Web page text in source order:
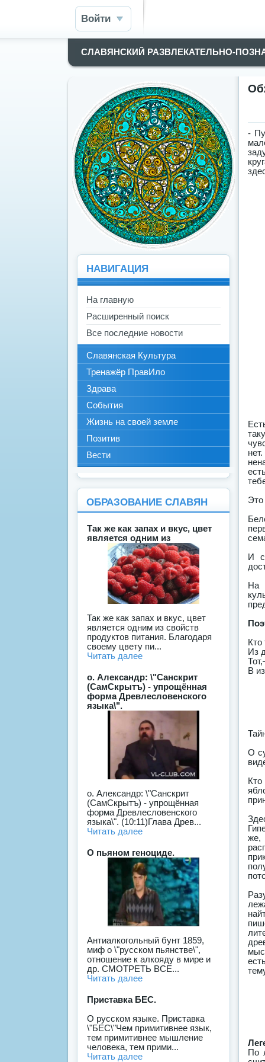
Войти
СЛАВЯНСКИЙ РАЗВЛЕКАТЕЛЬНО-
-
Это
И
На
Кто
Из
В
О
Кто
же,
По
НАВИГАЦИЯ
На главную
Расширенный поиск
Все последние новости
Славянская Культура
Тренажёр ПравИло
Здрава
События
Жизнь на своей земле
Позитив
Вести
ОБРАЗОВАНИЕ СЛАВЯН
Так же как запах и вкус, цвет
является одним из
Так же как запах и вкус, цвет
является одним из свойств
продуктов питания. Благодаря
своему цвету пи...
Читать далее
о. Александр: \"Санскрит
(СамСкрытъ) - упрощённая
форма Древлесловенского
языка\".
о. Александр: \"Санскрит
(СамСкрытъ) - упрощённая
форма Древлесловенского
языка\". (10:11)Глава Древ...
Читать далее
О пьяном геноциде.
Антиалкогольный бунт 1859,
миф о \"русском пьянстве\",
отношение к алкояду в мире и
др. СМОТРЕТЬ ВСЕ...
Читать далее
Приставка БЕС.
О русском языке. Приставка
\"БЕС\"Чем примитивнее язык,
тем примитивнее мышление
человека, тем прими...
Читать далее